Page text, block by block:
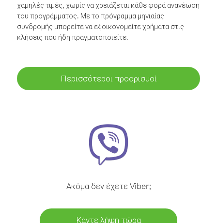
χαμηλές τιμές, χωρίς να χρειάζεται κάθε φορά ανανέωση
του προγράμματος. Με το πρόγραμμα μηνιαίας
συνδρομής μπορείτε να εξοικονομείτε χρήματα στις
κλήσεις που ήδη πραγματοποιείτε.
Περισσότεροι προορισμοί
Ακόμα δεν έχετε Viber;
Κάντε λήψη τώρα